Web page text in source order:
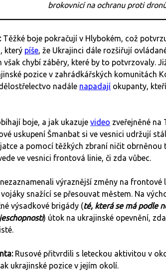
brokovnicí na ochranu proti
Těžké boje pokračují v Hlybokém, což
který píše, že Ukrajinci dále rozšiřují
však chybí záběry, které by to potvrzovaly.
pozice v zahrádkářských komunitách
nadále napadají okupanty,
boje, a jak ukazuje video zveřejněné na
uskupení Šmanbat si ve vesnici udržují
a pomocí těžkých zbraní ničit obrněnou
ve vesnici frontová linie, či zda vůbec.
výraznější změny na
snažící se přesouvat městem. Na
výsadkové brigády (té, která se má podle
) útok na ukrajinské opevnění,
Rusové přitvrdili s leteckou aktivitou v
ukrajinské pozice v jejím okolí.